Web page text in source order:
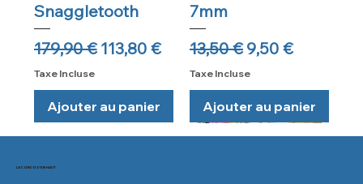
Snaggletooth
Prix original
179,90 € Prix promotionnel
113,80 €
Taxe Incluse
Ajouter au panier
7mm
Prix original
13,50 € Prix
9,50 €
Taxe Incluse
Ajouter au panier
Réglable
LA CORDO D'EN HAUT